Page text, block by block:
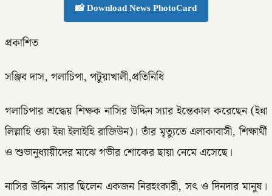
📸 Download News PhotoCard
প্রকাশিত
সঞ্জিব দাস, গলাচিপা, পটুয়াখালী,প্রতিনিধি
গলাচিপার শ্রদ্ধেয় শিক্ষক নাসির উদ্দিন স্যার ইন্তেকাল করেছেন (ইন্না
লিল্লাহি ওয়া ইন্না ইলাইহি রাজিউন)। তাঁর মৃত্যুতে এলাকাবাসী, শিক্ষার্থী
ও শুভানুধ্যায়ীদের মাঝে গভীর শোকের ছায়া নেমে এসেছে।
নাসির উদ্দিন স্যার ছিলেন একজন নিরহংকারী, সৎ ও দিনদার মানুষ।